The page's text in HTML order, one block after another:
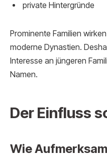
private Hintergründe
Prominente Familien
moderne Dynastien.
Interesse an jüngeren
Namen.
Der Einfluss
Wie